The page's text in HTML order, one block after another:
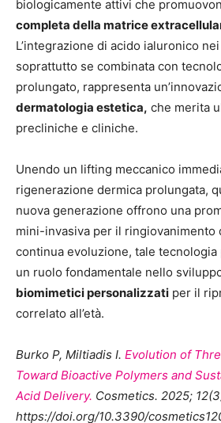
biologicamente attivi che
completa della matrice
L’integrazione di acido ialuronico
soprattutto se combinata con
prolungato, rappresenta
dermatologia estetica, che merita
precliniche e cliniche.
Unendo un lifting meccanico
rigenerazione dermica prolungata,
nuova generazione offrono una
mini-invasiva per il ringiovanimento
continua evoluzione, tale
un ruolo fondamentale nello
biomimetici personalizzati per il
correlato all’età.
Burko P, Miltiadis I. Evolution of
Toward Bioactive Polymers and
Acid Delivery. Cosmetics. 2025;
https://doi.org/10.3390/